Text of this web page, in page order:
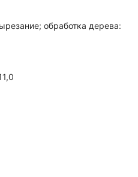
обработка дерева: